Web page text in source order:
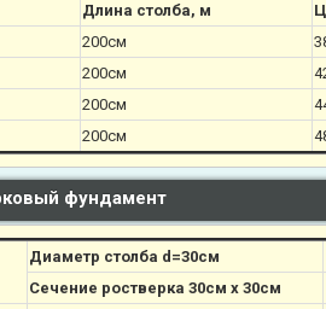
Длина столба, м
200см
200см
200см
200см
фундамент
Диаметр столба d=30см
Сечение ростверка 30см х 30см